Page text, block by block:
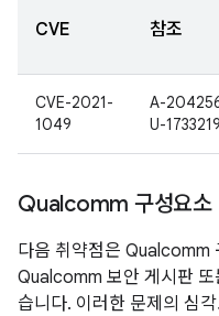
CVE 참조
CVE-2021-
1049
A-
U-1733219
Qualcomm 구성요소
다음 취약점은 Qualcomm
Qualcomm 보안 게시판
습니다. 이러한 문제의 심